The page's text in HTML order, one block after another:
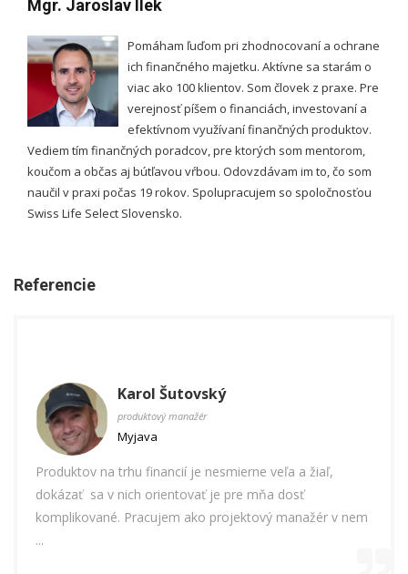
Mgr. Jaroslav Ilek
Pomáham ľuďom pri zhodnocovaní a ochrane
ich finančného majetku. Aktívne sa starám o
viac ako 100 klientov. Som človek z praxe. Pre
verejnosť píšem o financiách, investovaní a
efektívnom využívaní finančných produktov.
Vediem tím finančných poradcov, pre ktorých som mentorom,
koučom a občas aj bútľavou vŕbou. Odovzdávam im to, čo som
naučil v praxi počas 19 rokov. Spolupracujem so spoločnosťou
Swiss Life Select Slovensko.
Referencie
Karol Šutovský
produktový manažér
Myjava
Produktov na trhu financií je nesmierne veľa a žiaľ,
dokázať sa v nich orientovať je pre mňa dosť
komplikované. Pracujem ako projektový manažér v nem
...